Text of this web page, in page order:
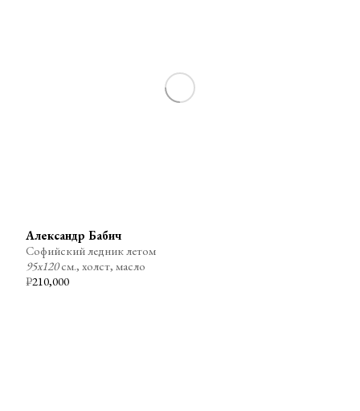
₽210,000
Александр Бабич
Софийский ледник летом
95х120см., холст, масло